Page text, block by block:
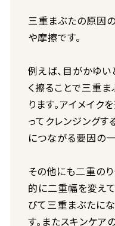
三重まぶたの原因
や摩擦です。
例えば、目がかゆ
く擦ることで三重
ります。アイメイク
ってクレンジング
につながる要因の一
その他にも二重の
的に二重幅を変え
びて三重まぶたに
す。またスキンケア